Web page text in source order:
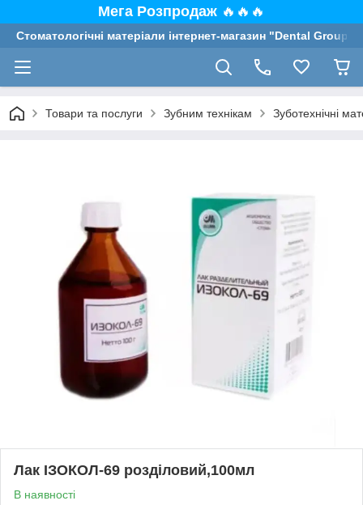
Мега Розпродаж 🔥🔥🔥
Стоматологічні матеріали інтернет-магазин "Dental Group"
Товари та послуги Зубним технікам Зуботехнічні
Лак ІЗОКОЛ-69 розділовий,100мл
В наявності